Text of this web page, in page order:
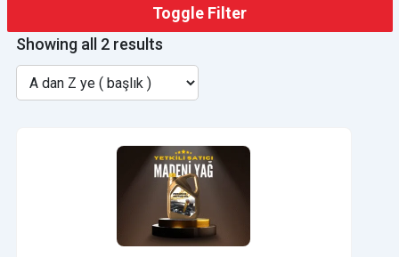
Showing all 2 results
Toggle Filter